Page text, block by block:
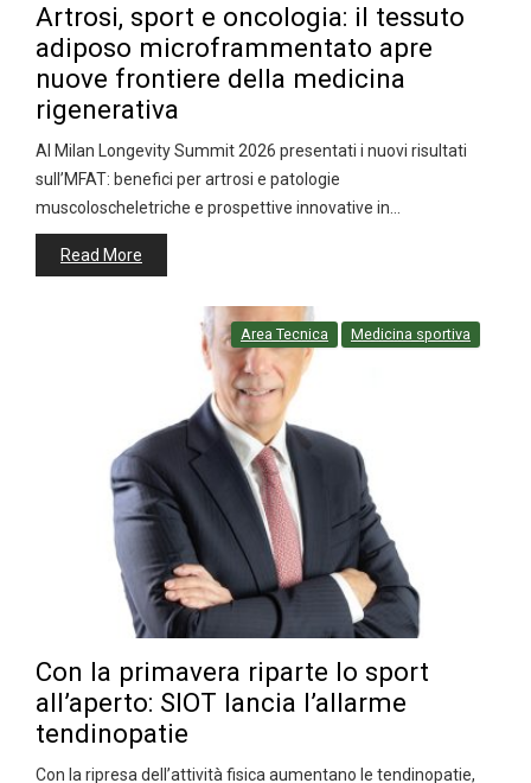
Artrosi, sport e oncologia: il tessuto
adiposo microframmentato apre
nuove frontiere della medicina
rigenerativa
Al Milan Longevity Summit 2026 presentati i nuovi risultati
sull’MFAT: benefici per artrosi e patologie
muscoloscheletriche e prospettive innovative in…
Read More
Area Tecnica Medicina sportiva
Con la primavera riparte lo sport
all’aperto: SIOT lancia l’allarme
tendinopatie
Con la ripresa dell’attività fisica aumentano le tendinopatie,